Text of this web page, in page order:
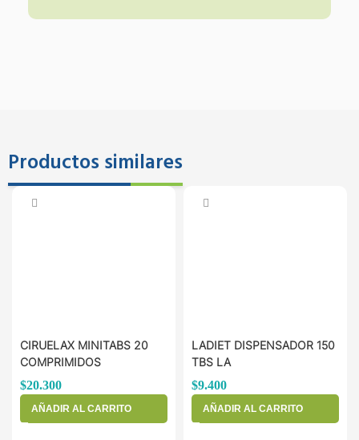
Productos similares
CIRUELAX MINITABS 20
COMPRIMIDOS
$20.300
AÑADIR AL CARRITO
LADIET DISPENSADOR 150
TBS LA
$9.400
AÑADIR AL CARRITO